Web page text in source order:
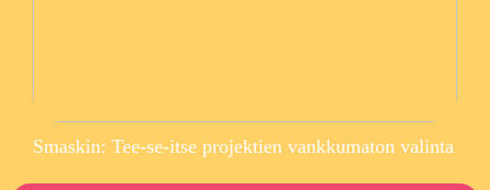
Smaskin: Tee-se-itse projektien vankkumaton valinta